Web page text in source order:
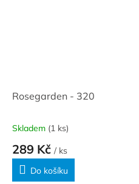
Rosegarden - 320
Skladem (1 ks)
289 Kč / ks
Do košíku